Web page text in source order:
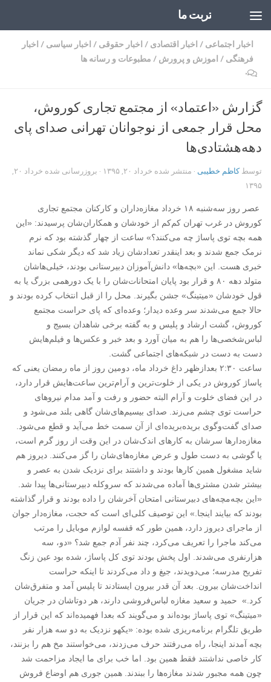
تربت ما
اخبار اجتماعی / اخبار اقتصادی / اخبار حقوقی / اخبار سیاسی / اخبار
فرهنگی / اموزش و پرورش / مطبوعات و رسانه ها
۰
گزارش «اعتماد» از مجتمع تجاری کوروش،
محل قرار جمعی از نوجوانان تهرانی صدای پای
دهه‌هشتادی‌ها
توسطکاظم خطیبی · منتشر شده خرداد ۲۰, ۱۳۹۵ · بروزرسانی شده
خرداد ۲۰,
۱۳۹۵
عصر روز سه‌شنبه ۱۸ خرداد مغازه‌داران و کارکنان مجتمع تجاری
کوروش در غرب تهران کم‌کم از خودشان و همکاران‌شان پرسیدند: «این
همه بچه توی پاساژ چه می‌کنند؟» ساعت از چهار گذشته بود که نرم
نرمک جمع شدند و بعد اینقدر تعدادشان زیاد شد که دیگر شکی نماند
خبری هست. این «بچه‌ها» دانش‌آموزان دبیرستانی بودند، خیلی‌هاشان
متولد دهه ۸۰ و قرار بود پایان امتحانات‌شان را با یک دورهمی بزرگ یا به
قول خودشان «میتینگ» جشن بگیرند. محل را از قبل انتخاب کرده بودند و
حالا جمع می‌شدند سر وعده دیدار؛ وعده‌ای که پای حراست مجتمع
کوروش، گشت ارشاد و پلیس و به گفته برخی شاهدان بسیج و
لباس‌‌شخصی‌ها را هم به میان آورد و بعد خبر و عکس‌ها و فیلم‌هایش
دست به دست در شبکه‌های اجتماعی گشت.
ساعت ۲:۳۰ بعدازظهر داغ خرداد ماه، دومین روز از ماه رمضان یعنی که
پاساژ کوروش در یکی از خلوت‌ترین و آرام‌ترین ساعت‌هایش قرار دارد،
در این فضای خلوت و آرام البته حضور و رفت و آمد مدام نیروهای
حراست توی چشم می‌زند. صدای بیسیم‌های‌شان گاهی بلند می‌شود و
صدای گفت‌وگوی بریده‌بریده‌ای از آن سمت خط می‌آید و قطع می‌شود.
مغازه‌دارها سرشان به کارهای اندک‌شان در این وقت از روز گرم است،
یا گوشی به دست طول و عرض مغازه‌های‌شان را گز می‌کنند. دیروز هم
شاید مشغول همین کارها بودند و داشتند برای نزدیک شدن به عصر و
بیشتر شدن مشتری‌ها آماده می‌شدند که سروکله دبیرستانی‌ها پیدا شد.
«این بچه‌مچه‌های دبیرستانی امتحان آخرشان را داده بودند و قرار گذاشته
بودند که بیایند اینجا.» این توصیف کلی‌ای است که حجت، مغازه‌دار جوان
از ماجرای دیروز دارد، همین طور که قفسه لوازم موبایل را مرتب
می‌کند ماجرا را تعریف می‌کرد، چند نفر آدم جمع شد؟ «دو، سه
هزارنفری می‌شدند. اول پخش بودند توی کل پاساژ، شده بود عین زنگ
تفریح مدرسه؛ می‌دویدند، جیغ و داد می‌کردند تا اینکه حراست
انداخت‌شان بیرون. بعد آن قدر بیرون ایستادند تا پلیس آمد و متفرق‌شان
کرد.» حمید و سعید مغازه لباس‌فروشی دارند، هر دوتاشان در جریان
«میتینگ» توی پاساژ بوده‌اند و می‌گویند که بعدا فهمیده‌اند که این قرار از
طریق تلگرام برنامه‌ریزی شده بوده: «یکهو نزدیک به دو سه هزار نفر
بچه آمدند اینجا، راه می‌رفتند حرف می‌زدند، می‌خواستند مخ هم را بزنند،
کار خاصی نداشتند فقط همین بود. اما خب برای ما ایجاد مزاحمت شد
چون همه مجبور شدند مغازه‌ها را ببندند. همین جوری هم اوضاع فروش